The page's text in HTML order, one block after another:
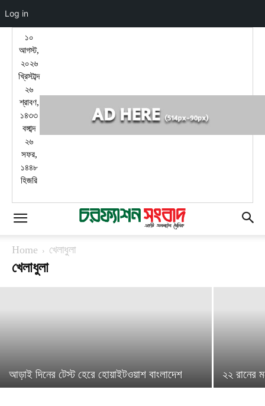
১০
আগস্ট,
২০২৬
খ্রিস্টাব্দ
২৬
শ্রাবণ,
১৪৩৩
বঙ্গাব্দ
২৬
সফর,
১৪৪৮
হিজরি
Home খেলাধুলা
খেলাধুলা
রুট সেঞ্চুরি না করলে নগ্ন হয়ে হাঁটার ঘোষণা ম্যাথু
হেইডেনের!
চরফ্যাশন সংবাদ
আড়াই দিনের টেস্ট হেরে হোয়াইটওয়াশ বাংলাদেশ ২২ রানের
Log in